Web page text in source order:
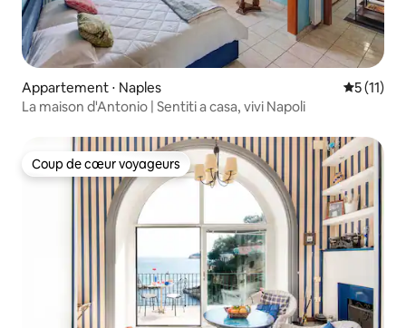
Appartement ⋅ Naples
5 (11)
La maison d'Antonio | Sentiti a casa, vivi Napoli
Coup de cœur voyageurs
Coup de cœur voyageurs